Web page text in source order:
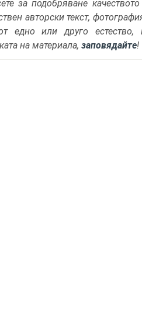
за подобряване
авторски текст,
едно или друго
на материала, заповядайте!